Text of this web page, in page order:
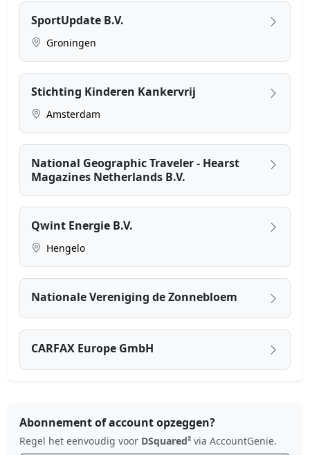
SportUpdate B.V.
Groningen
Stichting Kinderen Kankervrij
Amsterdam
National Geographic Traveler - Hearst
Magazines Netherlands B.V.
Qwint Energie B.V.
Hengelo
Nationale Vereniging de Zonnebloem
CARFAX Europe GmbH
Abonnement of account opzeggen?
Regel het eenvoudig voor DSquared² via AccountGenie.